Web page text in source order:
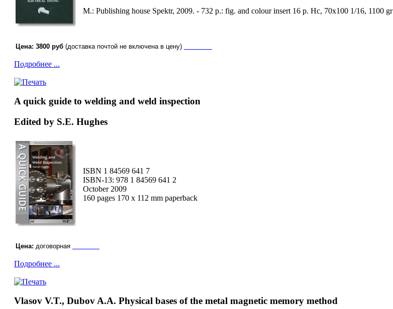
М.: Publishing house Spektr, 2009. - 732 p.: fig. and colour insert 16 p. Hc, 70x100 1/16, 1100 gr
Цена: 3800 руб (доставка почтой не включена в цену)
Подробнее ...
A quick guide to welding and weld inspection
Edited by S.E. Hughes
ISBN 1 84569 641 7
ISBN-13: 978 1 84569 641 2
October 2009
160 pages 170 x 112 mm paperback
Цена: договорная
Подробнее ...
Vlasov V.T., Dubov A.A. Physical bases of the metal magnetic memory method